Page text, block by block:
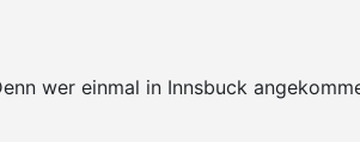
wer einmal in Innsbuck